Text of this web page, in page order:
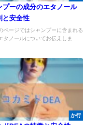
プーの成分のエタノール
と安全性
ページではシャンプーに含まれる
タノールについてお伝えしま
か行